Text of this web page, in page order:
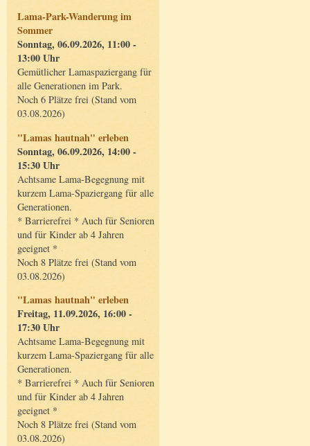
Lama-Park-Wanderung im
Sommer
Sonntag, 06.09.2026, 11:00 -
13:00 Uhr
Gemütlicher Lamaspaziergang für
alle Generationen im Park.
Noch 6 Plätze frei (Stand vom
03.08.2026)
"Lamas hautnah" erleben
Sonntag, 06.09.2026, 14:00 -
15:30 Uhr
Achtsame Lama-Begegnung mit
kurzem Lama-Spaziergang für alle
Generationen.
* Barrierefrei * Auch für Senioren
und für Kinder ab 4 Jahren
geeignet *
Noch 8 Plätze frei (Stand vom
03.08.2026)
"Lamas hautnah" erleben
Freitag, 11.09.2026, 16:00 -
17:30 Uhr
Achtsame Lama-Begegnung mit
kurzem Lama-Spaziergang für alle
Generationen.
* Barrierefrei * Auch für Senioren
und für Kinder ab 4 Jahren
geeignet *
Noch 8 Plätze frei (Stand vom
03.08.2026)